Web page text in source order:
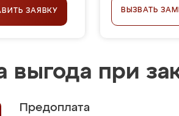
ЗАЯВКУ ВЫЗВАТЬ
выгода при
Предоплата